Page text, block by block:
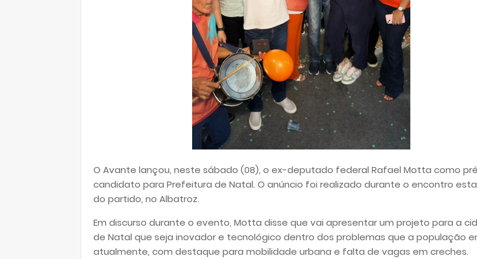
O Avante lançou, neste sábado (08), o ex-deputado federal Rafael Motta como
candidato para Prefeitura de Natal. O anúncio foi realizado durante o encontro
do partido, no Albatroz.
Em discurso durante o evento, Motta disse que vai apresentar um projeto para a
de Natal que seja inovador e tecnológico dentro dos problemas que a população
atualmente, com destaque para mobilidade urbana e falta de vagas em creches.